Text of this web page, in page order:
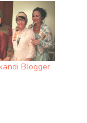
Blogger